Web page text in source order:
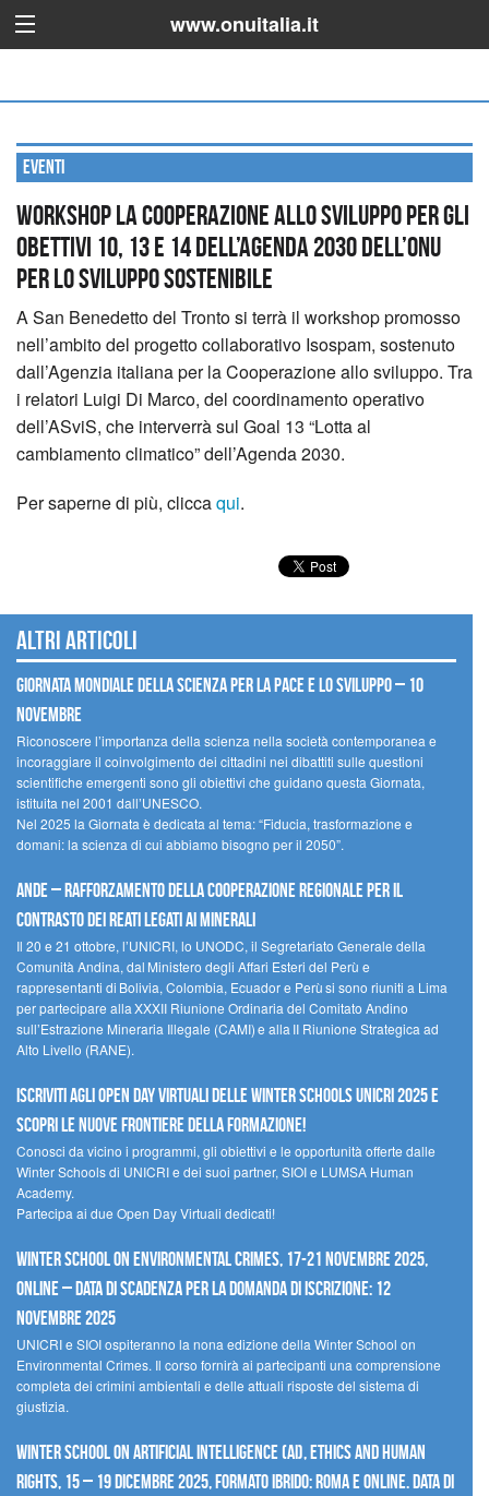
www.onuitalia.it
Eventi
Workshop LA COOPERAZIONE ALLO SVILUPPO PER GLI
OBETTIVI 10, 13 E 14 DELL’AGENDA 2030 DELL’ONU
PER LO SVILUPPO SOSTENIBILE
A San Benedetto del Tronto si terrà il workshop promosso
nell’ambito del progetto collaborativo Isospam, sostenuto
dall’Agenzia italiana per la Cooperazione allo sviluppo. Tra
i relatori Luigi Di Marco, del coordinamento operativo
dell’ASviS, che interverrà sul Goal 13 “Lotta al
cambiamento climatico” dell’Agenda 2030.
Per saperne di più, cliccaqui.
Altri articoli
Giornata mondiale della scienza per la pace e lo sviluppo – 10
novembre
Riconoscere l’importanza della scienza nella società contemporanea e
incoraggiare il coinvolgimento dei cittadini nei dibattiti sulle questioni
scientifiche emergenti sono gli obiettivi che guidano questa Giornata,
istituita nel 2001 dall’UNESCO.
Nel 2025 la Giornata è dedicata al tema: “Fiducia, trasformazione e
domani: la scienza di cui abbiamo bisogno per il 2050”.
Ande – Rafforzamento della cooperazione regionale per il
contrasto dei reati legati ai minerali
Il 20 e 21 ottobre, l’UNICRI, lo UNODC, il Segretariato Generale della
Comunità Andina, dal Ministero degli Affari Esteri del Perù e
rappresentanti di Bolivia, Colombia, Ecuador e Perù si sono riuniti a Lima
per partecipare alla XXXII Riunione Ordinaria del Comitato Andino
sull’Estrazione Mineraria Illegale (CAMI) e alla II Riunione Strategica ad
Alto Livello (RANE).
Iscriviti agli Open Day Virtuali delle Winter Schools UNICRI 2025 e
scopri le nuove frontiere della formazione!
Conosci da vicino i programmi, gli obiettivi e le opportunità offerte dalle
Winter Schools di UNICRI e dei suoi partner, SIOI e LUMSA Human
Academy.
Partecipa ai due Open Day Virtuali dedicati!
Winter School on Environmental Crimes, 17-21 novembre 2025,
Online – Data di scadenza per la domanda di iscrizione: 12
novembre 2025
UNICRI e SIOI ospiteranno la nona edizione della Winter School on
Environmental Crimes. Il corso fornirà ai partecipanti una comprensione
completa dei crimini ambientali e delle attuali risposte del sistema di
giustizia.
Winter School on Artificial Intelligence (AI), Ethics and Human
Rights, 15 – 19 dicembre 2025, Formato Ibrido: Roma e online. Data di